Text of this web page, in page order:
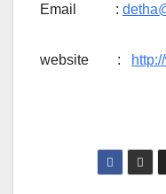
Email :
website :